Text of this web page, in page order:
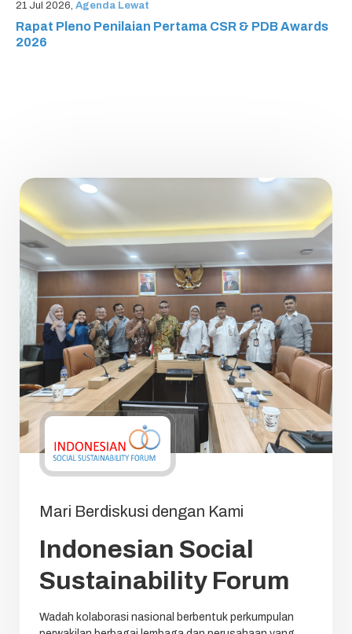
21 Jul 2026, Agenda Lewat
Rapat Pleno Penilaian Pertama CSR & PDB Awards
2026
Mari Berdiskusi dengan Kami
Indonesian Social
Sustainability Forum
Wadah kolaborasi nasional berbentuk perkumpulan